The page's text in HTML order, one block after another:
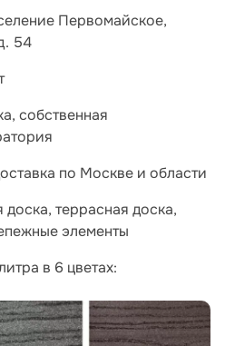
Первомайское,
54
собственная
по Москве и области
террасная доска,
элементы
в 6 цветах: